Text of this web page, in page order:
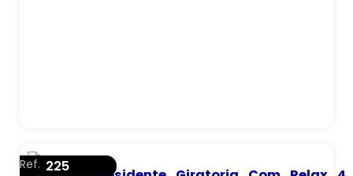
Ref. 225